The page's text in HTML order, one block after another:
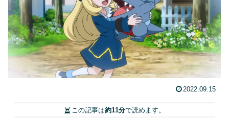
2022.09.15
この記事は約11分で読めます。